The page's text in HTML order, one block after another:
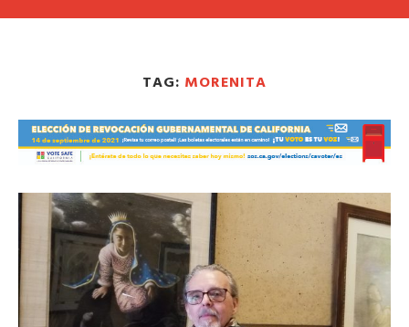
TAG: MORENITA